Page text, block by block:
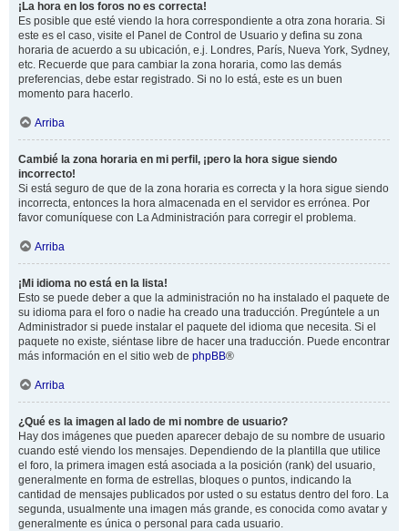
¡La hora en los foros no es correcta!
Es posible que esté viendo la hora correspondiente a otra zona horaria. Si
este es el caso, visite el Panel de Control de Usuario y defina su zona
horaria de acuerdo a su ubicación, e.j. Londres, París, Nueva York, Sydney,
etc. Recuerde que para cambiar la zona horaria, como las demás
preferencias, debe estar registrado. Si no lo está, este es un buen
momento para hacerlo.
Arriba
Cambié la zona horaria en mi perfil, ¡pero la hora sigue siendo
incorrecto!
Si está seguro de que de la zona horaria es correcta y la hora sigue siendo
incorrecta, entonces la hora almacenada en el servidor es errónea. Por
favor comuníquese con La Administración para corregir el problema.
Arriba
¡Mi idioma no está en la lista!
Esto se puede deber a que la administración no ha instalado el paquete de
su idioma para el foro o nadie ha creado una traducción. Pregúntele a un
Administrador si puede instalar el paquete del idioma que necesita. Si el
paquete no existe, siéntase libre de hacer una traducción. Puede encontrar
más información en el sitio web de phpBB®
Arriba
¿Qué es la imagen al lado de mi nombre de usuario?
Hay dos imágenes que pueden aparecer debajo de su nombre de usuario
cuando esté viendo los mensajes. Dependiendo de la plantilla que utilice
el foro, la primera imagen está asociada a la posición (rank) del usuario,
generalmente en forma de estrellas, bloques o puntos, indicando la
cantidad de mensajes publicados por usted o su estatus dentro del foro. La
segunda, usualmente una imagen más grande, es conocida como avatar y
generalmente es única o personal para cada usuario.